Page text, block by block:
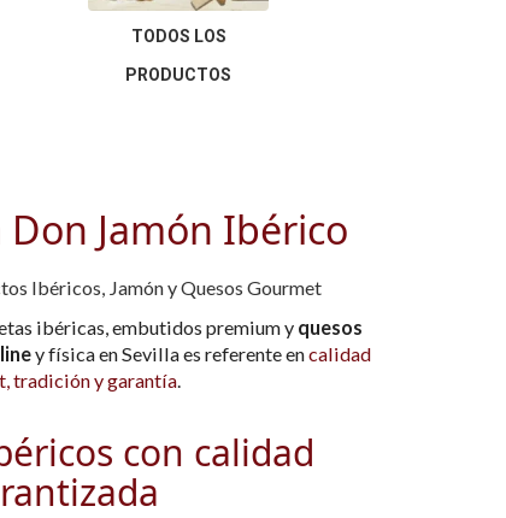
TODOS LOS
PRODUCTOS
Jamón Ibérico
Ibéricos, Jamón y Quesos Gourmet
ibéricas, embutidos premium y quesos
y física en Sevilla es referente encalidad
tradición y garantía.
con calidad